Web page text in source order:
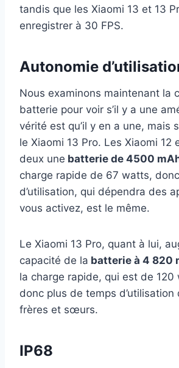
tandis que les Xiaomi 13 et 13
enregistrer à 30 FPS.
Autonomie
Nous examinons maintenant la
batterie pour voir s’il y a une
vérité est qu’il y en a une, mais
le Xiaomi 13 Pro. Les Xiaomi 12
deux une batterie de 4500
charge rapide de 67 watts,
d’utilisation, qui dépendra des
vous activez, est le même.
Le Xiaomi 13 Pro, quant à lui,
capacité de la batterie à 4 820
la charge rapide, qui est de 120
donc plus de temps d’utilisation
frères et sœurs.
IP68